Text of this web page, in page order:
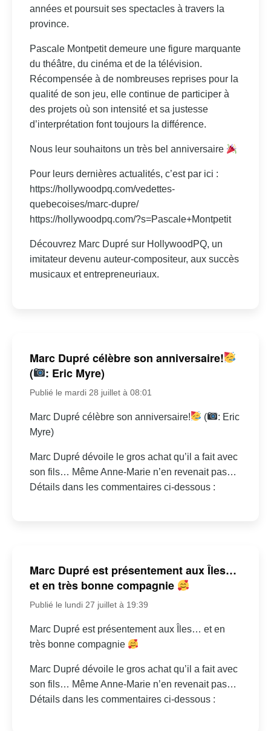
années et poursuit ses spectacles à travers la
province.
Pascale Montpetit demeure une figure marquante
du théâtre, du cinéma et de la télévision.
Récompensée à de nombreuses reprises pour la
qualité de son jeu, elle continue de participer à
des projets où son intensité et sa justesse
d’interprétation font toujours la différence.
Nous leur souhaitons un très bel anniversaire
Pour leurs dernières actualités, c’est par ici :
https://hollywoodpq.com/vedettes-
quebecoises/marc-dupre/
https://hollywoodpq.com/?s=Pascale+Montpetit
Découvrez Marc Dupré sur HollywoodPQ, un
imitateur devenu auteur-compositeur, aux succès
musicaux et entrepreneuriaux.
Marc Dupré célèbre son anniversaire!
(
: Eric Myre)
Publié le mardi 28 juillet à 08:01
Marc Dupré célèbre son anniversaire! (
: Eric
Myre)
Marc Dupré dévoile le gros achat qu’il a fait avec
son fils… Même Anne-Marie n’en revenait pas…
Détails dans les commentaires ci-dessous :
Marc Dupré est présentement aux Îles…
et en très bonne compagnie
Publié le lundi 27 juillet à 19:39
Marc Dupré est présentement aux Îles… et en
très bonne compagnie
Marc Dupré dévoile le gros achat qu’il a fait avec
son fils… Même Anne-Marie n’en revenait pas…
Détails dans les commentaires ci-dessous :